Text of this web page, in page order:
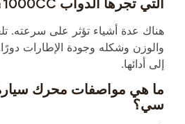
التي تجرها الدواب 1000CC؟
هناك عدة أشياء تؤثر على سرعته.
والوزن وشكله وجودة الإطارات
إلى أدائها.
سي؟